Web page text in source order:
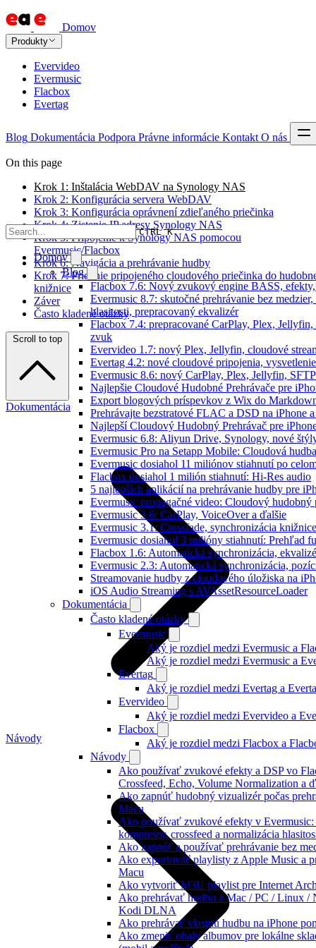
Domov
Produkty
Evervideo
Evermusic
Flacbox
Evertag
Blog Dokumentácia Podpora Právne informácie Kontakt O nás
CTRL K
Domov
Blog
Flacbox 7.6: Nový zvukový engine BASS,
Evermusic 8.7: skutočné prehrávanie bez
hlasitosti, prepracovaný ekvalizér
Flacbox 7.4: prepracované CarPlay, Plex,
zvuk
Evervideo 1.7: nový Plex, Jellyfin, cloudové
Evertag 4.2: nové cloudové pripojenia,
Evermusic 8.6: nový CarPlay, Plex, Jellyfin,
Najlepšie Cloudové Hudobné Prehrávače pre
Export blogových príspevkov z Wix do
Prehrávajte bezstratové FLAC a DSD na iPhone
Najlepší Cloudový Hudobný Prehrávač pre
Evermusic 6.8: Aliyun Drive, Synology, nové
Evermusic Pro na Setapp Mobile: Cloudová
Evermusic dosiahol 11 miliónov stiahnutí po
Flacbox dosiahol 1 milión stiahnutí: Hi-Res audio
5 najlepších aplikácií na prehrávanie hudby pre
Evermusic propagačné video: Cloudový hudobný
Evermusic 3.6: CarPlay, VoiceOver a ďalšie
Evermusic 3.1: Crossfade, synchronizácia
Evermusic dosiahol 3 milióny stiahnutí: Prehľad
Flacbox 1.6: Automatická synchronizácia,
Evermusic 2.3: Automatická synchronizácia,
Streamovanie hudby z cloudového úložiska na
iOS Audio Streaming s AVAssetResourceLoader
Dokumentácia
Často kladené otázky
Evermusic
Aký je rozdiel medzi Evermusic a
Aký je rozdiel medzi Evermusic a
Evertag
Aký je rozdiel medzi Evertag a
Evervideo
Aký je rozdiel medzi Evervideo a
Flacbox
Aký je rozdiel medzi Flacbox a
Návody
Ako používať zvukové efekty a DSP vo
Crossfeed, Echo, Volume Normalization a
Ako zapnúť hudobný vizualizér počas
Macu
Ako používať zvukové efekty v Evermusic:
kompresor, crossfeed a normalizácia
Ako zapnúť a používať prehrávanie bez
Ako exportovať playlisty z Apple Music a
Macu
Ako vytvoriť M3U playlist pre Internet
Ako prehrávať hudbu z Mac / PC / Linux /
Kodi DLNA
Ako prehrávať vlastnú hudbu na iPhone
Ako zmeniť obaly albumov pre lokálne
On this page
Krok 1: Inštalácia WebDAV na Synology NAS
Krok 2: Konfigurácia servera WebDAV
Krok 3: Konfigurácia oprávnení zdieľaného priečinka
Krok 4: Zistenie IP adresy Synology NAS
Krok 5: Pripojenie k Synology NAS pomocou
Evermusic/Flacbox
Krok 6: Navigácia a prehrávanie hudby
Krok 7: Pridanie pripojeného cloudového priečinka do
knižnice
Záver
Často kladené otázky
Scroll to top
Dokumentácia
Návody